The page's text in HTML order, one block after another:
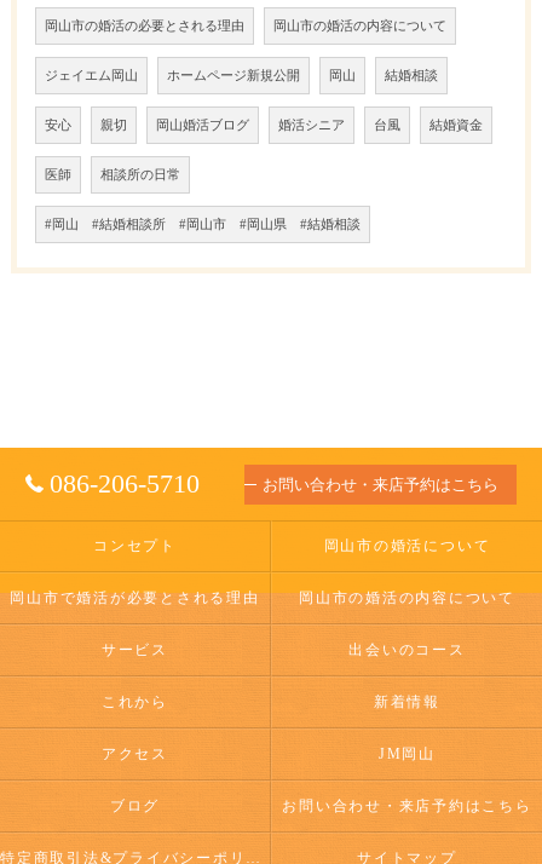
岡山市の婚活の必要とされる理由 岡山市の婚活の内容について
ジェイエム岡山 ホームページ新規公開 岡山 結婚相談
安心 親切 岡山婚活ブログ 婚活シニア 台風 結婚資金
医師 相談所の日常
#岡山 #結婚相談所 #岡山市 #岡山県 #結婚相談
086-206-5710 お問い合わせ・来店予約はこちら
コンセプト 岡山市の婚活について
岡山市で婚活が必要とされる理由 岡山市の婚活の内容について
サービス 出会いのコース
これから 新着情報
アクセス JM岡山
ブログ お問い合わせ・来店予約はこちら
特定商取引法&プライバシーポリシー サイトマップ